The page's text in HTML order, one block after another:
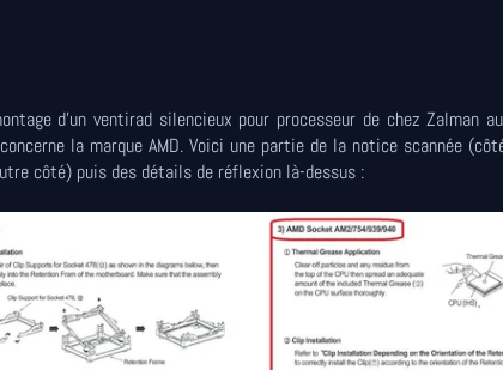
d'un ventirad silencieux pour processeur de chez Zalman
la marque AMD. Voici une partie de la notice scannée
côté) puis des détails de réflexion là-dessus :